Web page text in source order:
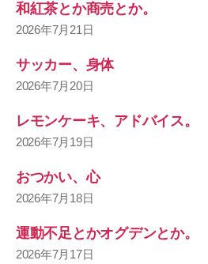
和紅茶とか商売とか。
2026年7月21日
サッカー、身体
2026年7月20日
レモンケーキ、アドバイス。
2026年7月19日
おつかい、心
2026年7月18日
運動不足とかオグデンとか。
2026年7月17日